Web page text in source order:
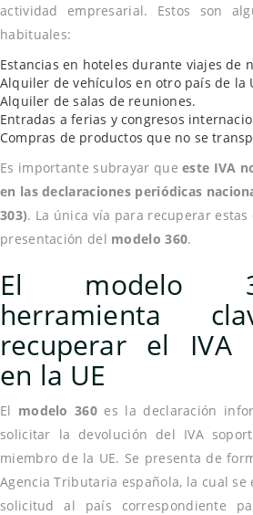
actividad empresarial. Estos son
habituales:
Estancias en hoteles durante viajes de
Alquiler de vehículos en otro país de la
Alquiler de salas de reuniones.
Entradas a ferias y congresos
Compras de productos que no se
Es importante subrayar queeste IVA
en las declaraciones periódicas
303). La única vía para recuperar
presentación del modelo 360.
El modelo
herramienta
recuperar el IVA
en la UE
El modelo 360 es la declaración
solicitar la devolución del IVA
miembro de la UE. Se presenta de
Agencia Tributaria española, la cual
solicitud al país correspondiente